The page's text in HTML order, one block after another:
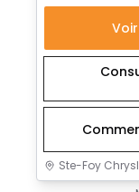
Ste-Foy